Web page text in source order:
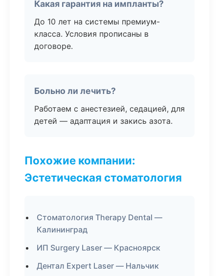
Какая гарантия на импланты?
До 10 лет на системы премиум-
класса. Условия прописаны в
договоре.
Больно ли лечить?
Работаем с анестезией, седацией, для
детей — адаптация и закись азота.
Похожие компании:
Эстетическая стоматология
Стоматология Therapy Dental —
Калининград
ИП Surgery Laser — Красноярск
Дентал Expert Laser — Нальчик